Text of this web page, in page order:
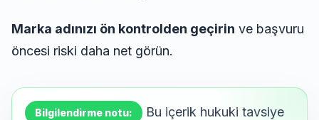
Marka adınızı ön kontrolden geçirin ve başvuru
öncesi riski daha net görün.
Bilgilendirme notu:
Bu içerik hukuki tavsiye